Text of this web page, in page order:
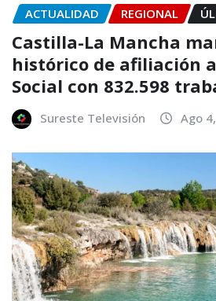
ACTUALIDAD REGIONAL
Castilla-La Mancha
histórico de afiliación
Social con 832.598
Sureste Televisión Ago